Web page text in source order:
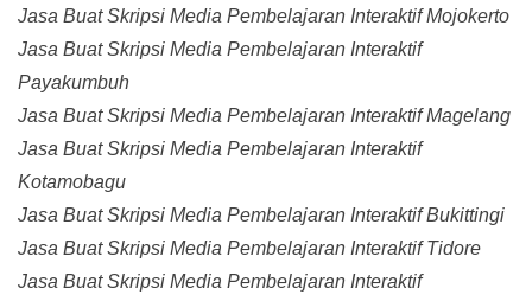
Jasa Buat Skripsi Media Pembelajaran Interaktif Mojokerto
Jasa Buat Skripsi Media Pembelajaran Interaktif
Payakumbuh
Jasa Buat Skripsi Media Pembelajaran Interaktif Magelang
Jasa Buat Skripsi Media Pembelajaran Interaktif
Kotamobagu
Jasa Buat Skripsi Media Pembelajaran Interaktif Bukittingi
Jasa Buat Skripsi Media Pembelajaran Interaktif Tidore
Jasa Buat Skripsi Media Pembelajaran Interaktif